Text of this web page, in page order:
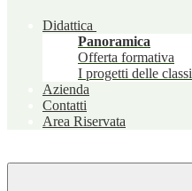
Didattica
Panoramica
Offerta formativa
I progetti delle classi
Azienda
Contatti
Area Riservata